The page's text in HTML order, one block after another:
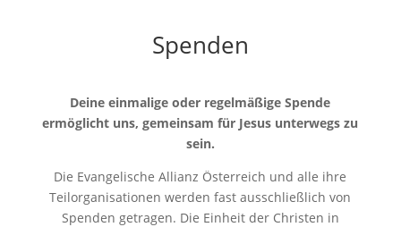
Spenden
Deine einmalige oder regelmäßige Spende
ermöglicht uns, gemeinsam für Jesus unterwegs zu
sein.
Die Evangelische Allianz Österreich und alle ihre
Teilorganisationen werden fast ausschließlich von
Spenden getragen. Die Einheit der Christen in